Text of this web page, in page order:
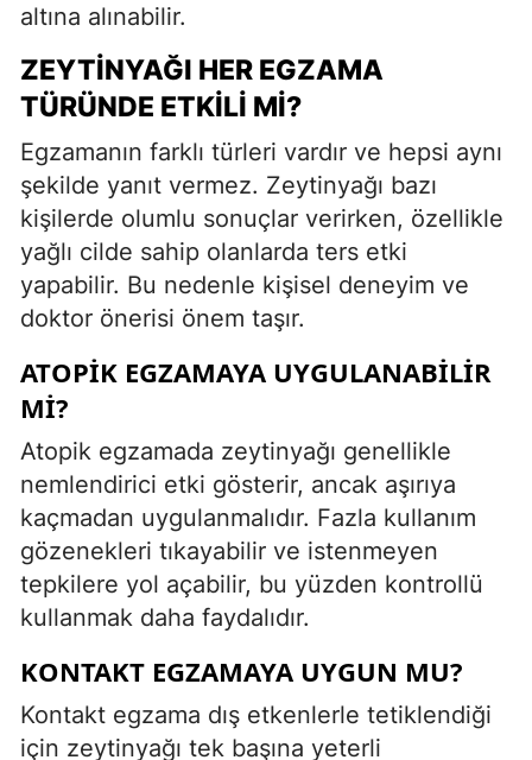
altına alınabilir.
ZEYTINYAĞI HER EGZAMA
TÜRÜNDE ETKILI MI?
Egzamanın farklı türleri vardır ve hepsi aynı
şekilde yanıt vermez. Zeytinyağı bazı
kişilerde olumlu sonuçlar verirken, özellikle
yağlı cilde sahip olanlarda ters etki
yapabilir. Bu nedenle kişisel deneyim ve
doktor önerisi önem taşır.
ATOPIK EGZAMAYA UYGULANABILIR
MI?
Atopik egzamada zeytinyağı genellikle
nemlendirici etki gösterir, ancak aşırıya
kaçmadan uygulanmalıdır. Fazla kullanım
gözenekleri tıkayabilir ve istenmeyen
tepkilere yol açabilir, bu yüzden kontrollü
kullanmak daha faydalıdır.
KONTAKT EGZAMAYA UYGUN MU?
Kontakt egzama dış etkenlerle tetiklendiği
için zeytinyağı tek başına yeterli